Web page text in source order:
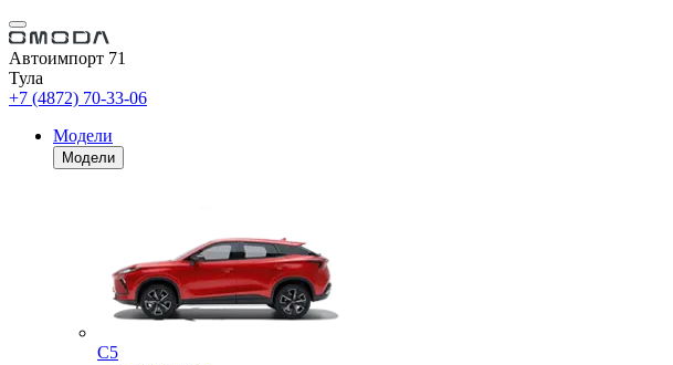
Автоимпорт 71
Тула
+7 (4872) 70-33-06
Модели
Модели
C5